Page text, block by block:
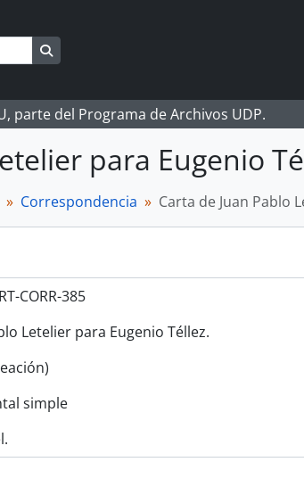
parte del Programa de Archivos UDP.
para Eugenio
Correspondencia Carta de Juan Pablo
CORR-385
Letelier para Eugenio Téllez.
simple